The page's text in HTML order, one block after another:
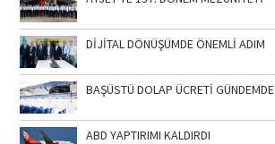
DİJİTAL DÖNÜŞÜMDE ÖNEMLİ ADIM
BAŞÜSTÜ DOLAP ÜCRETİ GÜNDEMDE
ABD YAPTIRIMI KALDIRDI